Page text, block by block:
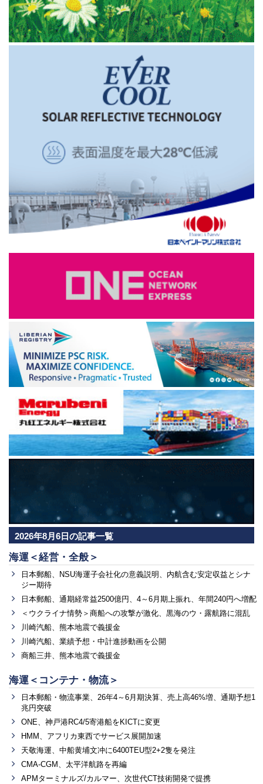
2026年8月6日の記事一覧
海運＜経営・全般＞
日本郵船、NSU海運子会社化の意義説明、内航含む安定収益とシナ
ジー期待
日本郵船、通期経常益2500億円、4～6月期上振れ、年間240円へ増配
＜ウクライナ情勢＞商船への攻撃が激化、黒海のウ・露航路に混乱
川崎汽船、熊本地震で義援金
川崎汽船、業績予想・中計進捗動画を公開
商船三井、熊本地震で義援金
海運＜コンテナ・物流＞
日本郵船・物流事業、26年4～6月期決算、売上高46%増、通期予想1
兆円突破
ONE、神戸港RC4/5寄港船をKICTに変更
HMM、アフリカ東西でサービス展開加速
天敬海運、中船黄埔文冲に6400TEU型2+2隻を発注
CMA-CGM、太平洋航路を再編
APMターミナルズ/カルマー、次世代CT技術開発で提携